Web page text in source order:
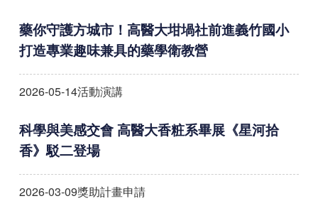
藥你守護方城市！高醫大坩堝社前進義竹國小
打造專業趣味兼具的藥學衛教營
2026-05-14活動演講
科學與美感交會 高醫大香粧系畢展《星河拾
香》駁二登場
2026-03-09獎助計畫申請